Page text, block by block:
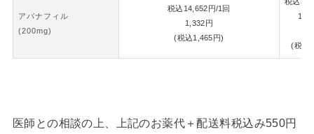
アバナフィル
(200mg)
税込 14,652円/1回
1,332円
(税込1,465円)
1錠
(税込
医師との相談の上、上記のお薬代＋配送料税込み550円